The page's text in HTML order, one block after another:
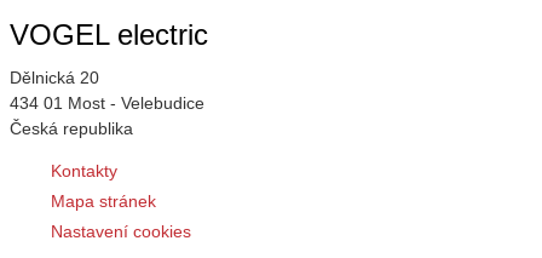
VOGEL electric
Dělnická 20
434 01 Most - Velebudice
Česká republika
Kontakty
Mapa stránek
Nastavení cookies